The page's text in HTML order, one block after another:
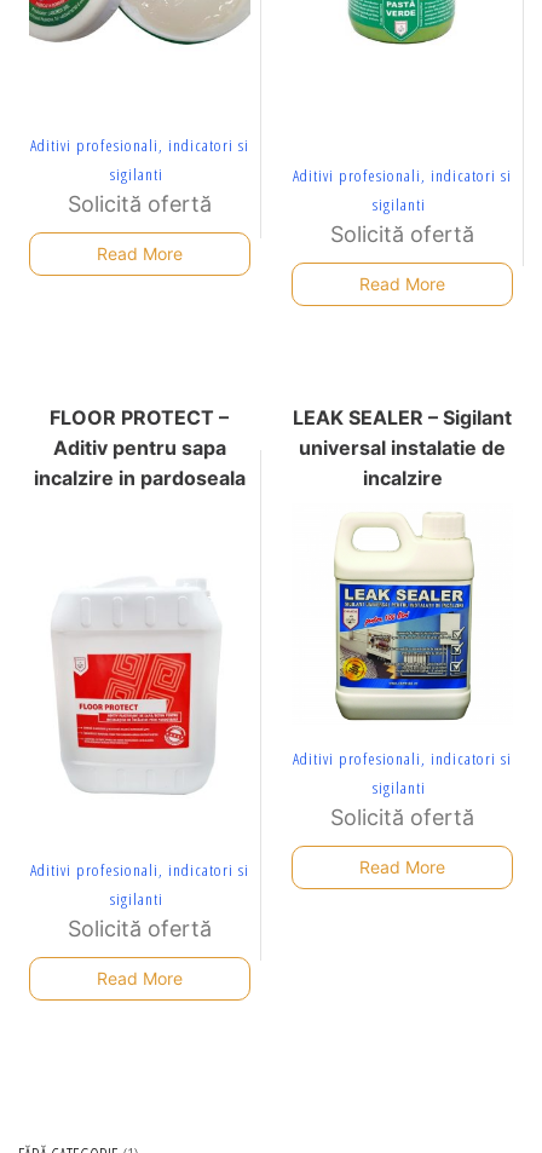
Aditivi profesionali, indicatori si
sigilanti
Solicită ofertă
Read More
Aditivi profesionali, indicatori si
sigilanti
Solicită ofertă
Read More
FLOOR PROTECT –
Aditiv pentru sapa
incalzire in pardoseala
Aditivi profesionali, indicatori si
sigilanti
Solicită ofertă
Read More
LEAK SEALER – Sigilant
universal instalatie de
incalzire
Aditivi profesionali, indicatori si
sigilanti
Solicită ofertă
Read More